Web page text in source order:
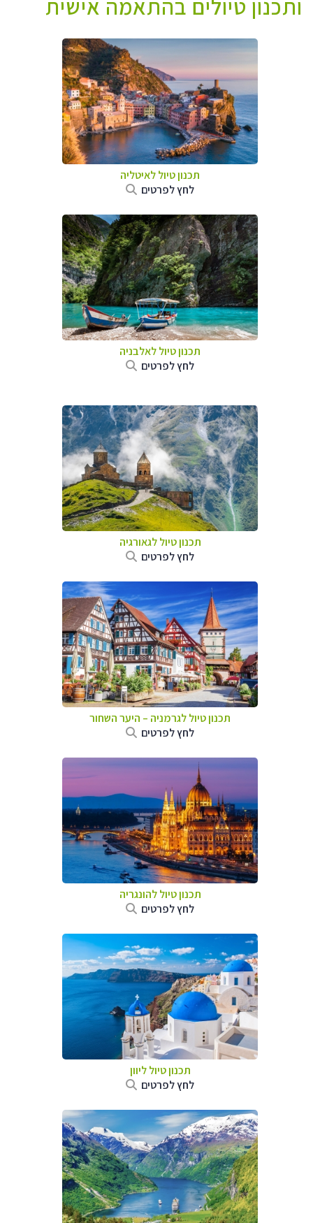
ותכנון טיולים בהתאמה אישית
תכנון טיול לאיטליה
לחץ לפרטים
תכנון טיול לאלבניה
לחץ לפרטים
תכנון טיול לגאורגיה
לחץ לפרטים
תכנון טיול לגרמניה – היער השחור
לחץ לפרטים
תכנון טיול להונגריה
לחץ לפרטים
תכנון טיול ליוון
לחץ לפרטים